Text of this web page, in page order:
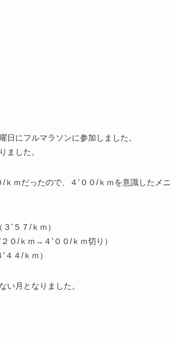
日にフルマラソンに参加しました。
ました。
ｋｍだったので、
４’００/ｋｍを意識したメ
’５７/ｋｍ）
０/ｋｍ→４’００/ｋｍ切り）
４４/ｋｍ）
い月となりました。